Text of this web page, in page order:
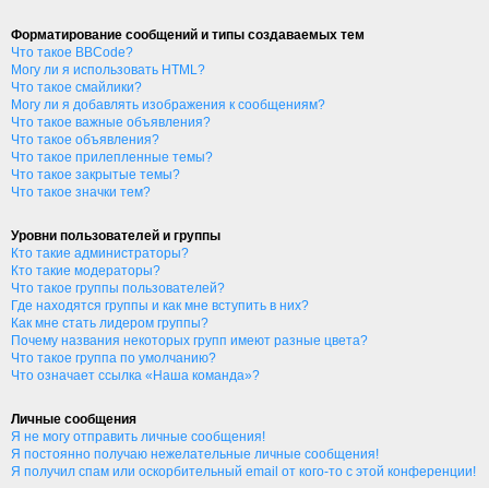
Форматирование сообщений и типы создаваемых тем
Что такое BBCode?
Могу ли я использовать HTML?
Что такое смайлики?
Могу ли я добавлять изображения к сообщениям?
Что такое важные объявления?
Что такое объявления?
Что такое прилепленные темы?
Что такое закрытые темы?
Что такое значки тем?
Уровни пользователей и группы
Кто такие администраторы?
Кто такие модераторы?
Что такое группы пользователей?
Где находятся группы и как мне вступить в них?
Как мне стать лидером группы?
Почему названия некоторых групп имеют разные цвета?
Что такое группа по умолчанию?
Что означает ссылка «Наша команда»?
Личные сообщения
Я не могу отправить личные сообщения!
Я постоянно получаю нежелательные личные сообщения!
Я получил спам или оскорбительный email от кого-то с этой конференции!